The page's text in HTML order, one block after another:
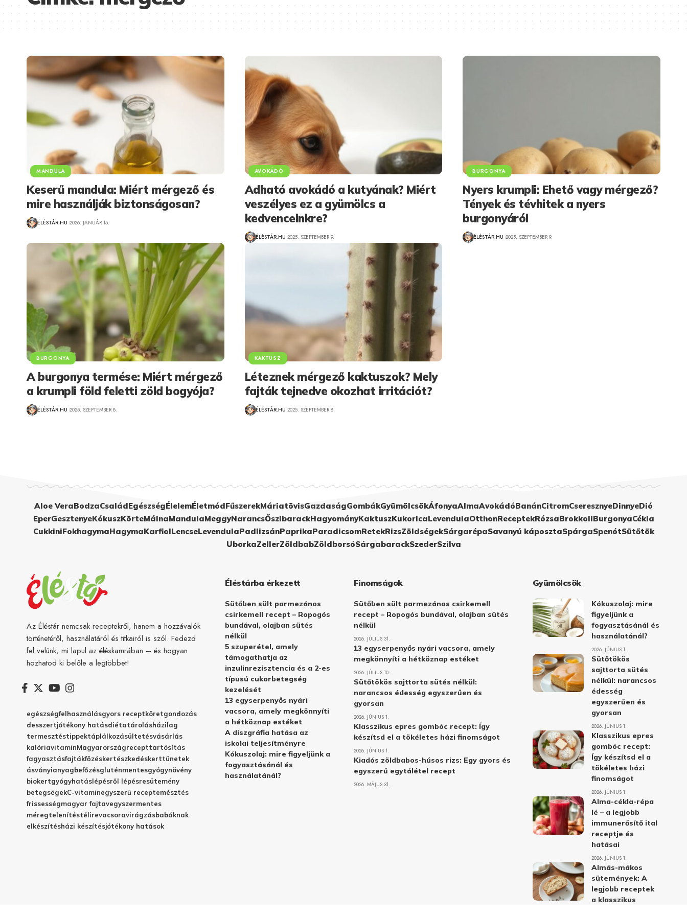
MANDULA
Keserű mandula: Miért mérgező és
mire használják biztonságosan?
ÉLÉSTÁR.HU 2026. JANUÁR 15.
AVOKÁDÓ
Adható avokádó a kutyának? Miért
veszélyes ez a gyümölcs a
kedvenceinkre?
ÉLÉSTÁR.HU 2025. SZEPTEMBER 9.
BURGONYA
Nyers krumpli: Ehető vagy mérgező?
Tények és tévhitek a nyers
burgonyáról
ÉLÉSTÁR.HU 2025. SZEPTEMBER 9.
BURGONYA
A burgonya termése: Miért mérgező
a krumpli föld feletti zöld bogyója?
ÉLÉSTÁR.HU 2025. SZEPTEMBER 8.
KAKTUSZ
Léteznek mérgező kaktuszok? Mely
fajták tejnedve okozhat irritációt?
ÉLÉSTÁR.HU 2025. SZEPTEMBER 8.
Aloe VeraBodzaCsaládEgészségÉlelemÉletmódFűszerekMáriatövisGazdaságGombákGyümölcsökÁfonyaAlmaAvokádóBanánCitromCseresznyeDinnyeDió
EperGesztenyeKókuszKörteMálnaMandulaMeggyNarancsŐszibarackHagyományKaktuszKukoricaLevendulaOtthonReceptekRózsaBrokkoliBurgonyaCékla
CukkiniFokhagymaHagymaKarfiolLencseLevendulaPadlizsánPaprikaParadicsomRetekRizsZöldségekSárgarépaSavanyú káposztaSpárgaSpenótSütőtök
UborkaZellerZöldbabZöldborsóSárgabarackSzederSzilva
Az Éléstár nemcsak receptekről, hanem a hozzávalók
történetéről, használatáról és titkairól is szól. Fedezd
fel velünk, mi lapul az éléskamrában – és hogyan
hozhatod ki belőle a legtöbbet!
egészségfelhasználásgyors receptköretgondozás
desszertjótékony hatásdiétatárolásházilag
termesztéstippektáplálkozásültetésvásárlás
kalóriavitaminMagyarországrecepttartósítás
fagyasztásfajtákfőzéskertészkedéskerttünetek
ásványianyagbefőzésgluténmentesgyógynövény
biokertgyógyhatáslépésről lépésresütemény
betegségekC-vitaminegyszerű receptemésztés
frissességmagyar fajtavegyszermentes
méregtelenítéstélirevacsoravirágzásbabáknak
elkészítésházi készítésjótékony hatások
Éléstárba érkezett
Sütőben sült parmezános
csirkemell recept – Ropogós
bundával, olajban sütés
nélkül
5 szuperétel, amely
támogathatja az
inzulinrezisztencia és a 2-es
típusú cukorbetegség
kezelését
13 egyserpenyős nyári
vacsora, amely megkönnyíti
a hétköznap estéket
A diszgráfia hatása az
iskolai teljesítményre
Kókuszolaj: mire figyeljünk a
fogyasztásánál és
használatánál?
Finomságok
Sütőben sült parmezános csirkemell
recept – Ropogós bundával, olajban sütés
nélkül
2026. JÚLIUS 31.
13 egyserpenyős nyári vacsora, amely
megkönnyíti a hétköznap estéket
2026. JÚLIUS 10.
Sütőtökös sajttorta sütés nélkül:
narancsos édesség egyszerűen és
gyorsan
2026. JÚNIUS 1.
Klasszikus epres gombóc recept: Így
készítsd el a tökéletes házi finomságot
2026. JÚNIUS 1.
Kiadós zöldbabos-húsos rizs: Egy gyors és
egyszerű egytálétel recept
2026. MÁJUS 31.
Gyümölcsök
Kókuszolaj: mire
figyeljünk a
fogyasztásánál és
használatánál?
2026. JÚNIUS 1.
Sütőtökös
sajttorta sütés
nélkül: narancsos
édesség
egyszerűen és
gyorsan
2026. JÚNIUS 1.
Klasszikus epres
gombóc recept:
Így készítsd el a
tökéletes házi
finomságot
2026. JÚNIUS 1.
Alma-cékla-répa
lé – a legjobb
immunerősítő ital
receptje és
hatásai
2026. JÚNIUS 1.
Almás-mákos
sütemények: A
legjobb receptek
a klasszikus